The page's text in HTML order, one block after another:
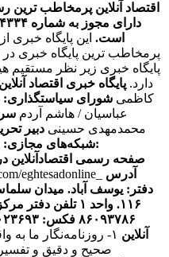
اقتصاد آنلاین پرمخاطب ترین
است.
پرمخاطب ترین پایگاه خبری
پایگاه خبری زیر نظر مستقیم
دارد. پایگاه خبری اقتصاد آنلاین
کاظمی شورای سیاستگذاری:
عباسیان / هاشم آردم
محمدمهدی حسینی دبیر
شبکه‌های مجازی:صفحه رسمی اقتصادآنلاین در توییتر:
صفحه رسمی اقتصادآنلاین در
eghtesadonline_ آدرس
دفتر: یوسف آباد. میدان
۱۱۶. واحد ۱
۸۶۰۹۳۷۸۶ فکس: ۸۸۰۲۳۶۹۳
آنلاین
۱- روزنامه‌نگار ما به
صحیح و دقیق و